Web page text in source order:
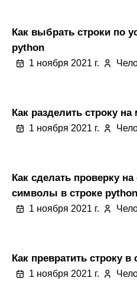
Как выбрать строки по
python
1 ноября 2021 г.
Как разделить строку
1 ноября 2021 г.
Как сделать проверку
символы в строке python
1 ноября 2021 г.
Как превратить строку
1 ноября 2021 г.